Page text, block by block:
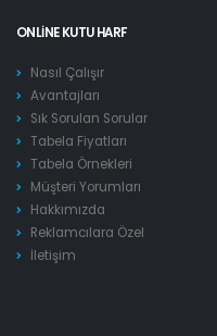
ONLINE KUTU HARF
Nasıl Çalışır
Avantajları
Sık Sorulan Sorular
Tabela Fiyatları
Tabela Örnekleri
Müşteri Yorumları
Hakkımızda
Reklamcılara Özel
İletişim